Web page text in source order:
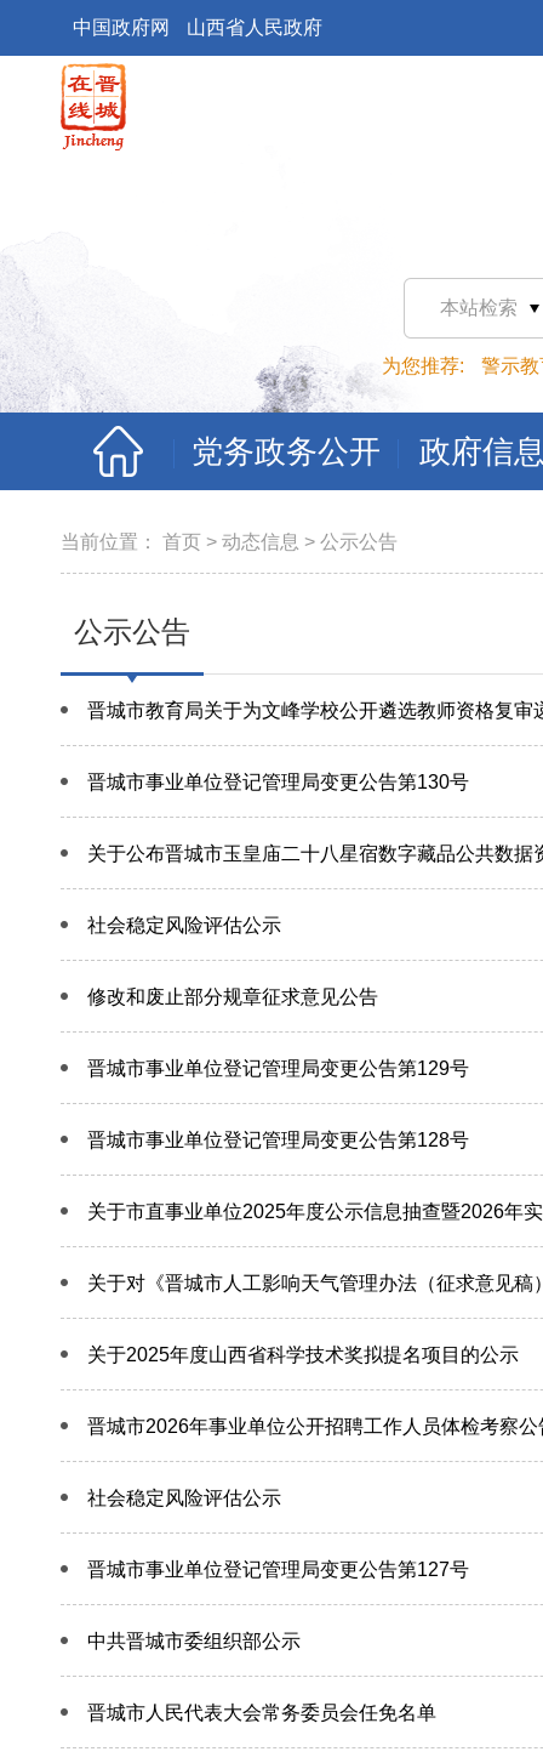
中国政府网 山西省人民政府
本站检索
为您推荐: 警示教
党务政务公开 政府信
当前位置： 首页 > 动态信息 > 公示公告
公示公告
晋城市教育局关于为文峰学校公开遴选教师资格复审
晋城市事业单位登记管理局变更公告第130号
关于公布晋城市玉皇庙二十八星宿数字藏品公共数
社会稳定风险评估公示
修改和废止部分规章征求意见公告
晋城市事业单位登记管理局变更公告第129号
晋城市事业单位登记管理局变更公告第128号
关于市直事业单位2025年度公示信息抽查暨2026年
关于对《晋城市人工影响天气管理办法（征求意见稿
关于2025年度山西省科学技术奖拟提名项目的公示
晋城市2026年事业单位公开招聘工作人员体检考察公
社会稳定风险评估公示
晋城市事业单位登记管理局变更公告第127号
中共晋城市委组织部公示
晋城市人民代表大会常务委员会任免名单